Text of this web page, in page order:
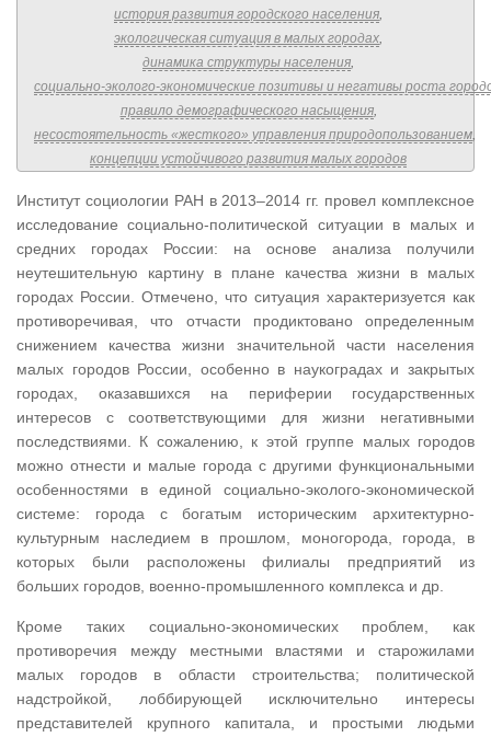
история развития городского населения,
экологическая ситуация в малых городах,
динамика структуры населения,
социально-эколого-экономические позитивы и негативы роста
правило демографического насыщения,
несостоятельность «жесткого» управления природопользованием,
концепции устойчивого развития малых городов
Институт социологии РАН в 2013–2014 гг. провел комплексное
исследование социально-политической ситуации в малых и
средних городах России: на основе анализа получили
неутешительную картину в плане качества жизни в малых
городах России. Отмечено, что ситуация характеризуется как
противоречивая, что отчасти продиктовано определенным
снижением качества жизни значительной части населения
малых городов России, особенно в наукоградах и закрытых
городах, оказавшихся на периферии государственных
интересов с соответствующими для жизни негативными
последствиями. К сожалению, к этой группе малых городов
можно отнести и малые города с другими функциональными
особенностями в единой социально-эколого-экономической
системе: города с богатым историческим архитектурно-
культурным наследием в прошлом, моногорода, города, в
которых были расположены филиалы предприятий из
больших городов, военно-промышленного комплекса и др.
Кроме таких социально-экономических проблем, как
противоречия между местными властями и старожилами
малых городов в области строительства; политической
надстройкой, лоббирующей исключительно интересы
представителей крупного капитала, и простыми людьми